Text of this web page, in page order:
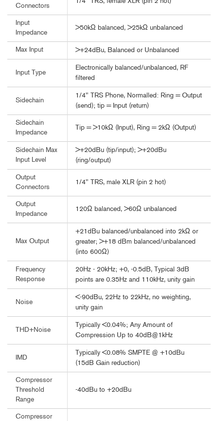
Connectors
Input
Impedance
>50kΩ balanced, >25kΩ unbalanced
Max Input >+24dBu, Balanced or Unbalanced
Input Type
Electronically balanced/unbalanced, RF
filtered
Sidechain
1/4" TRS Phone, Normalled: Ring = Output
(send); tip = Input (return)
Sidechain
Impedance
Tip = >10kΩ (Input), Ring = 2kΩ (Output)
Sidechain Max
Input Level
>+20dBu (tip/input); >+20dBu
(ring/output)
Output
Connectors
1/4" TRS, male XLR (pin 2 hot)
Output
Impedance
120Ω balanced, >60Ω unbalanced
Max Output
+21dBu balanced/unbalanced into 2kΩ or
greater; >+18 dBm balanced/unbalanced
(into 600Ω)
Frequency
Response
20Hz - 20kHz; +0, -0.5dB, Typical 3dB
points are 0.35Hz and 110kHz, unity gain
Noise
<-90dBu, 22Hz to 22kHz, no weighting,
unity gain
THD+Noise
Typically <0.04%; Any Amount of
Compression Up to 40dB@1kHz
IMD
Typically <0.08% SMPTE @ +10dBu
(15dB Gain reduction)
Compressor
Threshold
Range
-40dBu to +20dBu
Compressor